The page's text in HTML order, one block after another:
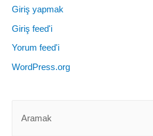
Giriş yapmak
Giriş feed'i
Yorum feed'i
WordPress.org